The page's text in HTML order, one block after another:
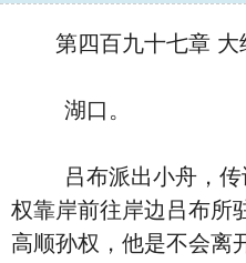
第四百九十七章 大
湖口。
吕布派出小舟，传
权靠岸前往岸边吕布所
高顺孙权，他是不会离